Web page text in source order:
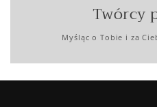
Twórcy
Myśląc o Tobie i za